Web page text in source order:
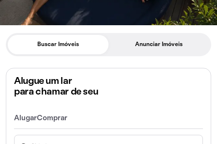
Buscar Imóveis Anunciar Imóveis
Alugue um lar
para chamar de seu
AlugarComprar